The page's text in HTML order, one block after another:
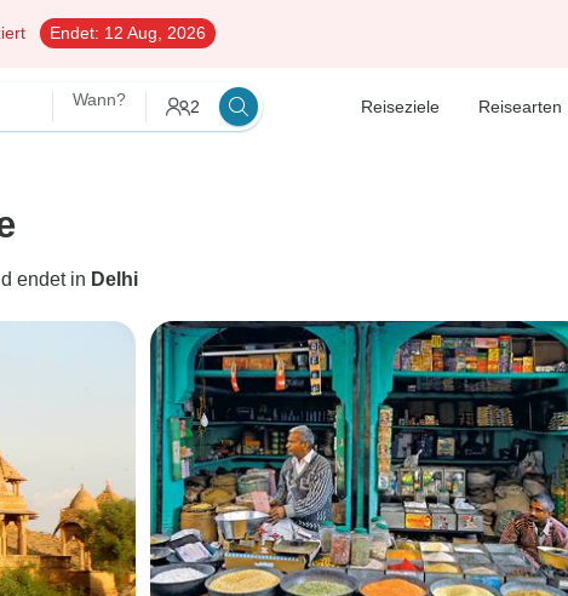
Endet: 12 Aug, 2026
Wann? 2 Reiseziele Reisearten
endet in Delhi